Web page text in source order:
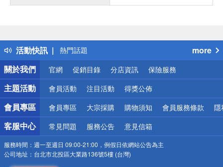
活動快訊
得獎公告
熱門話題
銀行優惠
偏遠地區配送
詐騙網頁！請小心！
more
關於我們
官網 促銷目錄 分店資訊 保險服務
主題活動 會員活動 注目活動 得獎公佈
會員專區 會員專區 大宗採購 購物須知 會員服務條款 隱
客服中心 常見問題 服務公告 意見信箱
服務時間： 週一至週日 09:00-21:00，例假日依網站公告為主
公司地址： 台北市北投區大業路136號5樓 (台灣)